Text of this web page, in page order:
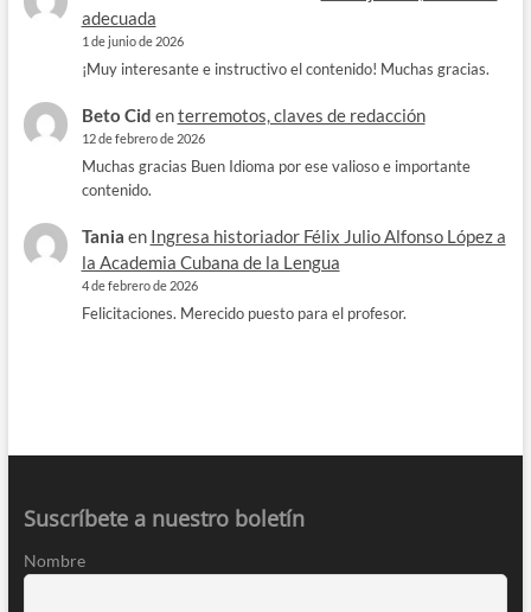
adecuada
1 de junio de 2026
¡Muy interesante e instructivo el contenido! Muchas gracias.
Beto Cid enterremotos, claves de redacción
12 de febrero de 2026
Muchas gracias Buen Idioma por ese valioso e importante
contenido.
Tania en Ingresa historiador Félix Julio Alfonso López a
la Academia Cubana de la Lengua
4 de febrero de 2026
Felicitaciones. Merecido puesto para el profesor.
Suscríbete a nuestro boletín
Nombre